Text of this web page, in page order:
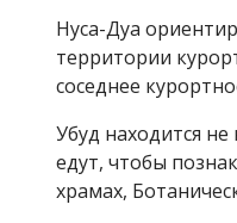
Нуса-Дуа
территории
соседнее
Убуд находится
едут, чтобы
храмах,